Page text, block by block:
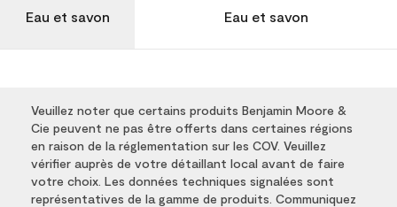
Eau et savon Eau et savon
Veuillez noter que certains produits Benjamin Moore &
Cie peuvent ne pas être offerts dans certaines régions
en raison de la réglementation sur les COV. Veuillez
vérifier auprès de votre détaillant local avant de faire
votre choix. Les données techniques signalées sont
représentatives de la gamme de produits. Communiquez